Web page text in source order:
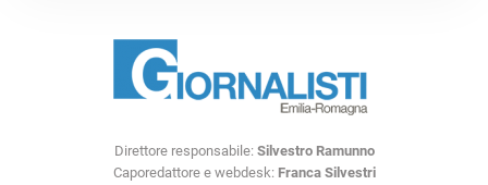
Direttore responsabile: Silvestro Ramunno
Caporedattore e webdesk: Franca Silvestri